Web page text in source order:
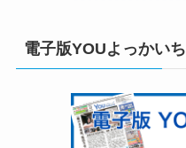
電子版YOUよっかいち